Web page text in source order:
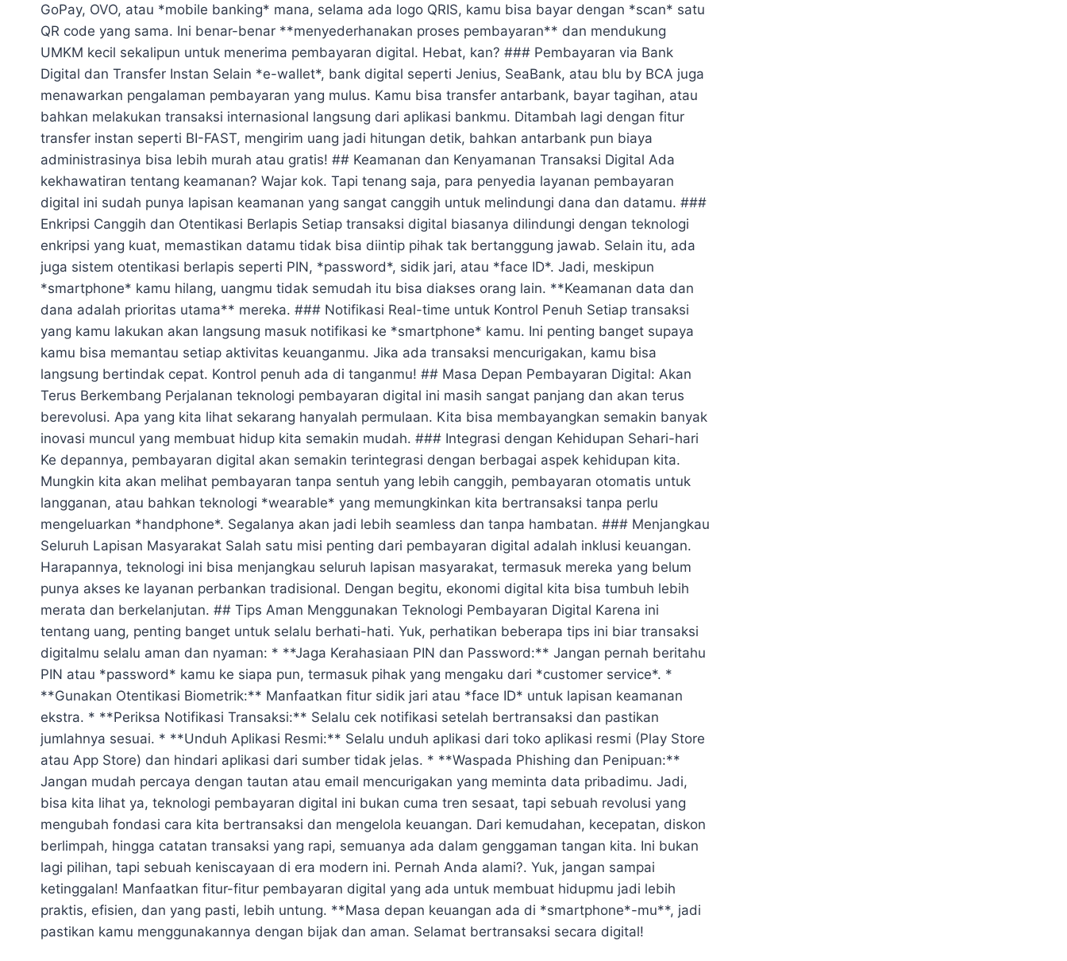
GoPay, OVO, atau *mobile banking* mana, selama ada logo QRIS, kamu bisa bayar dengan *scan* satu
QR code yang sama. Ini benar-benar **menyederhanakan proses pembayaran** dan mendukung
UMKM kecil sekalipun untuk menerima pembayaran digital. Hebat, kan? ### Pembayaran via Bank
Digital dan Transfer Instan Selain *e-wallet*, bank digital seperti Jenius, SeaBank, atau blu by BCA juga
menawarkan pengalaman pembayaran yang mulus. Kamu bisa transfer antarbank, bayar tagihan, atau
bahkan melakukan transaksi internasional langsung dari aplikasi bankmu. Ditambah lagi dengan fitur
transfer instan seperti BI-FAST, mengirim uang jadi hitungan detik, bahkan antarbank pun biaya
administrasinya bisa lebih murah atau gratis! ## Keamanan dan Kenyamanan Transaksi Digital Ada
kekhawatiran tentang keamanan? Wajar kok. Tapi tenang saja, para penyedia layanan pembayaran
digital ini sudah punya lapisan keamanan yang sangat canggih untuk melindungi dana dan datamu. ###
Enkripsi Canggih dan Otentikasi Berlapis Setiap transaksi digital biasanya dilindungi dengan teknologi
enkripsi yang kuat, memastikan datamu tidak bisa diintip pihak tak bertanggung jawab. Selain itu, ada
juga sistem otentikasi berlapis seperti PIN, *password*, sidik jari, atau *face ID*. Jadi, meskipun
*smartphone* kamu hilang, uangmu tidak semudah itu bisa diakses orang lain. **Keamanan data dan
dana adalah prioritas utama** mereka. ### Notifikasi Real-time untuk Kontrol Penuh Setiap transaksi
yang kamu lakukan akan langsung masuk notifikasi ke *smartphone* kamu. Ini penting banget supaya
kamu bisa memantau setiap aktivitas keuanganmu. Jika ada transaksi mencurigakan, kamu bisa
langsung bertindak cepat. Kontrol penuh ada di tanganmu! ## Masa Depan Pembayaran Digital: Akan
Terus Berkembang Perjalanan teknologi pembayaran digital ini masih sangat panjang dan akan terus
berevolusi. Apa yang kita lihat sekarang hanyalah permulaan. Kita bisa membayangkan semakin banyak
inovasi muncul yang membuat hidup kita semakin mudah. ### Integrasi dengan Kehidupan Sehari-hari
Ke depannya, pembayaran digital akan semakin terintegrasi dengan berbagai aspek kehidupan kita.
Mungkin kita akan melihat pembayaran tanpa sentuh yang lebih canggih, pembayaran otomatis untuk
langganan, atau bahkan teknologi *wearable* yang memungkinkan kita bertransaksi tanpa perlu
mengeluarkan *handphone*. Segalanya akan jadi lebih seamless dan tanpa hambatan. ### Menjangkau
Seluruh Lapisan Masyarakat Salah satu misi penting dari pembayaran digital adalah inklusi keuangan.
Harapannya, teknologi ini bisa menjangkau seluruh lapisan masyarakat, termasuk mereka yang belum
punya akses ke layanan perbankan tradisional. Dengan begitu, ekonomi digital kita bisa tumbuh lebih
merata dan berkelanjutan. ## Tips Aman Menggunakan Teknologi Pembayaran Digital Karena ini
tentang uang, penting banget untuk selalu berhati-hati. Yuk, perhatikan beberapa tips ini biar transaksi
digitalmu selalu aman dan nyaman: * **Jaga Kerahasiaan PIN dan Password:** Jangan pernah beritahu
PIN atau *password* kamu ke siapa pun, termasuk pihak yang mengaku dari *customer service*. *
**Gunakan Otentikasi Biometrik:** Manfaatkan fitur sidik jari atau *face ID* untuk lapisan keamanan
ekstra. * **Periksa Notifikasi Transaksi:** Selalu cek notifikasi setelah bertransaksi dan pastikan
jumlahnya sesuai. * **Unduh Aplikasi Resmi:** Selalu unduh aplikasi dari toko aplikasi resmi (Play Store
atau App Store) dan hindari aplikasi dari sumber tidak jelas. * **Waspada Phishing dan Penipuan:**
Jangan mudah percaya dengan tautan atau email mencurigakan yang meminta data pribadimu. Jadi,
bisa kita lihat ya, teknologi pembayaran digital ini bukan cuma tren sesaat, tapi sebuah revolusi yang
mengubah fondasi cara kita bertransaksi dan mengelola keuangan. Dari kemudahan, kecepatan, diskon
berlimpah, hingga catatan transaksi yang rapi, semuanya ada dalam genggaman tangan kita. Ini bukan
lagi pilihan, tapi sebuah keniscayaan di era modern ini. Pernah Anda alami?. Yuk, jangan sampai
ketinggalan! Manfaatkan fitur-fitur pembayaran digital yang ada untuk membuat hidupmu jadi lebih
praktis, efisien, dan yang pasti, lebih untung. **Masa depan keuangan ada di *smartphone*-mu**, jadi
pastikan kamu menggunakannya dengan bijak dan aman. Selamat bertransaksi secara digital!